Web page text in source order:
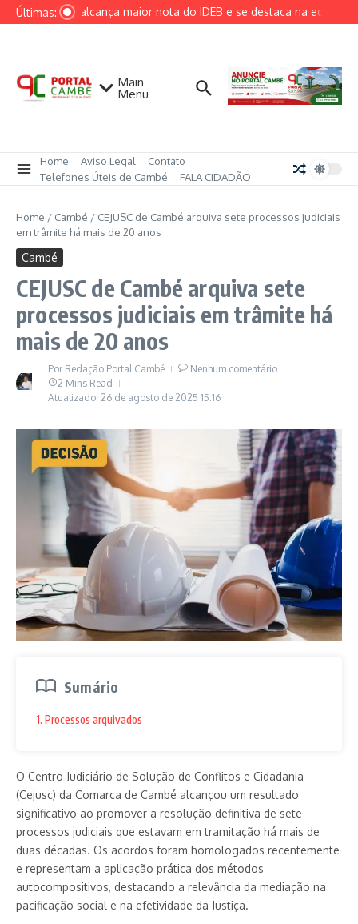
Ir para o conteúdo
Últimas:Cambé alcança maior nota do IDEB e se destaca na
Main
Menu
Home Aviso Legal
Contato
Telefones Úteis de Cambé
FALA CIDADÃO
Home / Cambé / CEJUSC de Cambé arquiva sete processos judiciais
em trâmite há mais de 20 anos
Cambé
CEJUSC de Cambé arquiva sete
processos judiciais em trâmite há
mais de 20 anos
Por Redação Portal Cambé
Nenhum comentário
2 Mins Read
Atualizado: 26 de agosto de 2025 15:16
Sumário
1. Processos arquivados
O Centro Judiciário de Solução de Conflitos e Cidadania
(Cejusc) da Comarca de Cambé alcançou um resultado
significativo ao promover a resolução definitiva de sete
processos judiciais que estavam em tramitação há mais de
duas décadas. Os acordos foram homologados recentemente
e representam a aplicação prática dos métodos
autocompositivos, destacando a relevância da mediação na
pacificação social e na efetividade da Justiça.